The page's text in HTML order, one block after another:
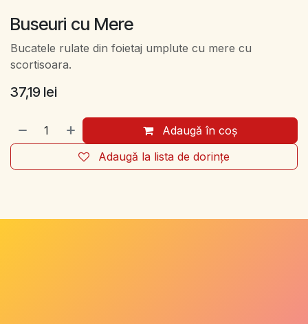
Buseuri cu Mere
Bucatele rulate din foietaj umplute cu mere cu
scortisoara.
37,19 lei
Adaugă în coș
Adaugă la lista de dorințe